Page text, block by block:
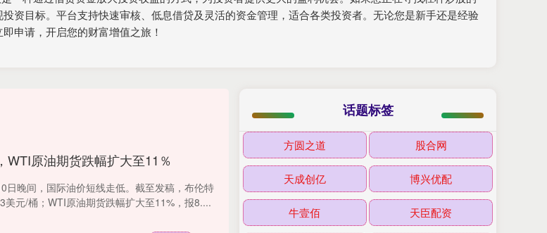
资目标。平台支持快速审核、低息借贷及灵活的资金管理，适合各类投资者。无论您是新手还是经验
申请，开启您的财富增值之旅！
WTI原油期货跌幅扩大至11％
日晚间，国际油价短线走低。截至发稿，布伦特
元/桶；WTI原油期货跌幅扩大至11%，报8....
话题标签
方圆之道 股合网
天成创亿 博兴优配
牛壹佰 天臣配资